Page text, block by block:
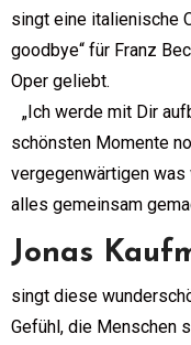
singt eine italienische
goodbye“ für Franz
Oper geliebt.
„Ich werde mit Dir
schönsten Momente
vergegenwärtigen was
alles gemeinsam
Jonas
singt diese
Gefühl, die Menschen